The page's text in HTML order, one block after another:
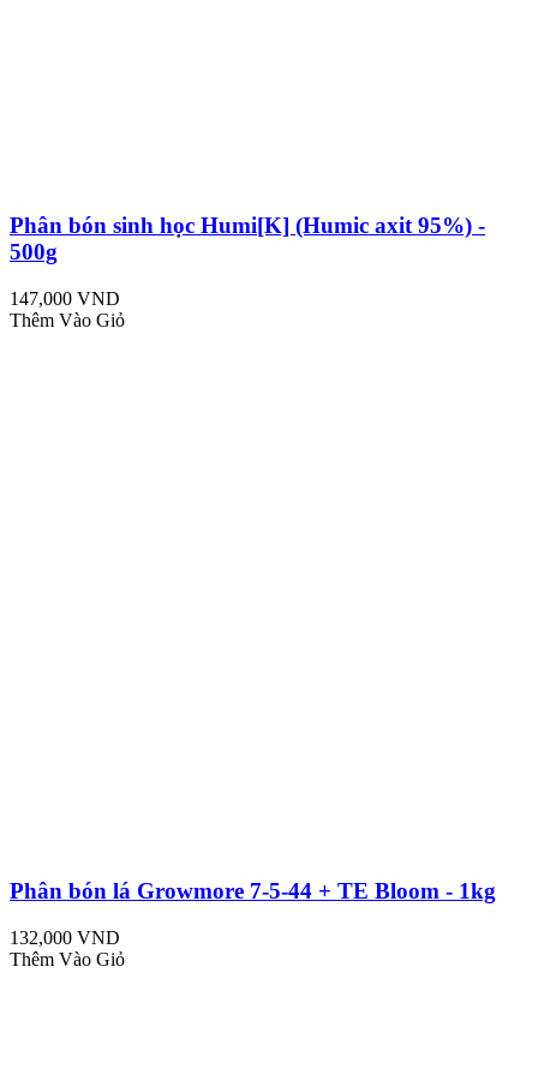
Phân bón sinh học Humi[K] (Humic axit 95%) -
500g
147,000 VND
Thêm Vào Giỏ
Phân bón lá Growmore 7-5-44 + TE Bloom - 1kg
132,000 VND
Thêm Vào Giỏ